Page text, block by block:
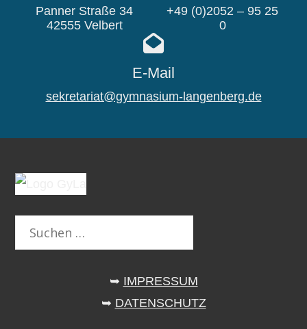
Panner Straße 34
42555 Velbert
+49 (0)2052 – 95 25
0
E-Mail
sekretariat@gymnasium-langenberg.de
Suchen
nach:
➥ IMPRESSUM
➥ DATENSCHUTZ